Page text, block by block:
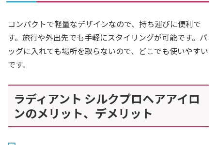
コンパクトで軽量なデザインなので、持ち運びに便利で
す。旅行や外出先でも手軽にスタイリングが可能です。バ
ッグに入れても場所を取らないので、どこでも使いやすい
です。
ラディアント シルクプロヘアアイロ
ンのメリット、デメリット